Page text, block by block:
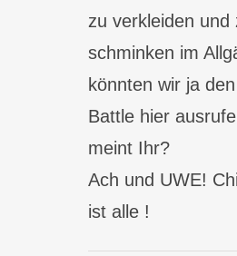
zu verkleiden und
schminken im
könnten wir ja
Battle hier
meint Ihr?
Ach und UWE!
ist alle !